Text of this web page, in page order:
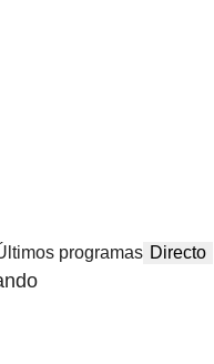
programas Directo